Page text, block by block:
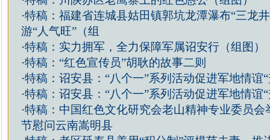
·特稿：福建省连城县姑田镇郭坑龙潭瀑布“三龙
游“人气旺”（组
·特稿：实力拥军，全力保障军属诏安行（组图）
·特稿：“红色宣传员”胡耿的故事二则
·特稿：诏安县：“八个一”系列活动促进军地情谊
·特稿：诏安县：“八个一”系列活动促进军地情谊
·特稿：中国红色文化研究会老山精神专业委员会
节慰问云南嵩明县